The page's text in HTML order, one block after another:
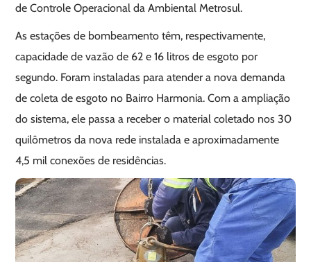
de Controle Operacional da Ambiental Metrosul.
As estações de bombeamento têm, respectivamente,
capacidade de vazão de 62 e 16 litros de esgoto por
segundo. Foram instaladas para atender a nova demanda
de coleta de esgoto no Bairro Harmonia. Com a ampliação
do sistema, ele passa a receber o material coletado nos 30
quilômetros da nova rede instalada e aproximadamente
4,5 mil conexões de residências.